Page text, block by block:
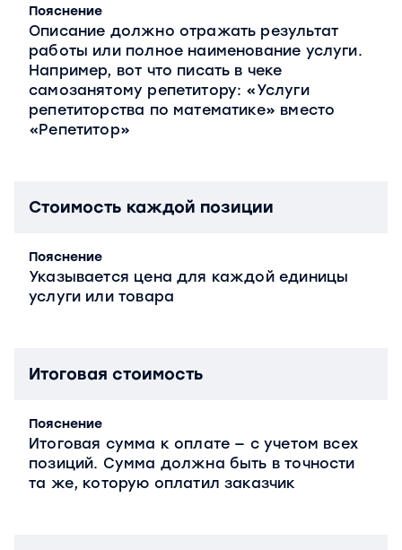
Пояснение
Описание должно отражать результат
работы или полное наименование услуги.
Например, вот что писать в чеке
самозанятому репетитору: «Услуги
репетиторства по математике» вместо
«Репетитор»
Стоимость каждой позиции
Пояснение
Указывается цена для каждой единицы
услуги или товара
Итоговая стоимость
Пояснение
Итоговая сумма к оплате — с учетом всех
позиций. Сумма должна быть в точности
та же, которую оплатил заказчик